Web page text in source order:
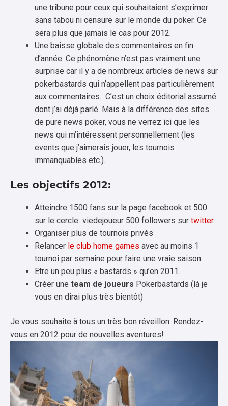
une tribune pour ceux qui souhaitaient s’exprimer
sans tabou ni censure sur le monde du poker. Ce
sera plus que jamais le cas pour 2012.
Une baisse globale des commentaires en fin
d’année. Ce phénomène n’est pas vraiment une
surprise car il y a de nombreux articles de news sur
pokerbastards qui n’appellent pas particulièrement
aux commentaires. C’est un choix éditorial assumé
dont j’ai déjà parlé. Mais à la différence des sites
de pure news poker, vous ne verrez ici que les
news qui m’intéressent personnellement (les
events que j’aimerais jouer, les tournois
immanquables etc.).
Les objectifs 2012:
Atteindre 1500 fans sur la page facebook et 500
sur le cercle viedejoueur 500 followers sur twitter
Organiser plus de tournois privés
Relancer le club home games avec au moins 1
tournoi par semaine pour faire une vraie saison.
Etre un peu plus « bastards » qu’en 2011.
Créer une team de joueurs Pokerbastards (là je
vous en dirai plus très bientôt)
Je vous souhaite à tous un très bon réveillon. Rendez-
vous en 2012 pour de nouvelles aventures!